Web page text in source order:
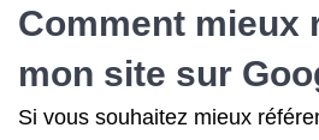
Comment mieux
mon site sur
Si vous souhaitez mieux